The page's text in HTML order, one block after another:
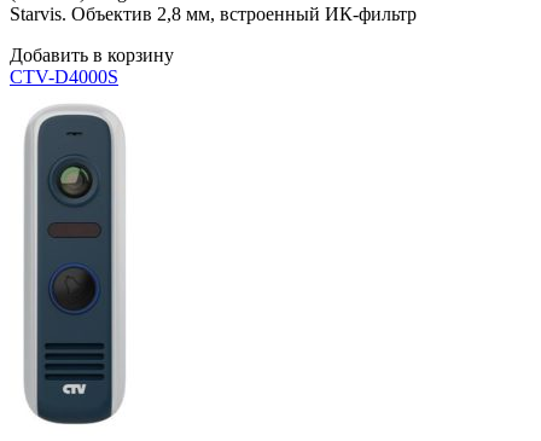
Starvis. Объектив 2,8 мм, встроенный ИК-фильтр
Добавить в корзину
CTV-D4000S